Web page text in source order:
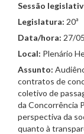
Sessão
Legislatura: 20ª
Data/hora: 27/
Local: Plenário
Assunto:
contratos de
coletivo de
da Concorrência
perspectiva da
quanto à